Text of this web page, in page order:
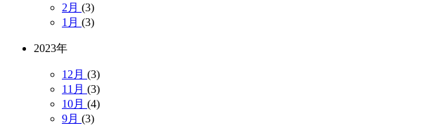
2月 (3)
1月 (3)
2023年
12月 (3)
11月 (3)
10月 (4)
9月 (3)